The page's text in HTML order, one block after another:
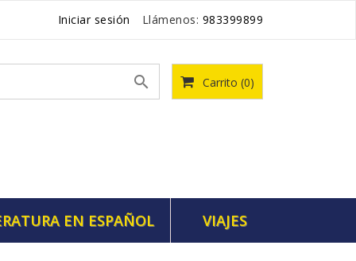
Iniciar sesión Llámenos: 983399899
Carrito (0)

EN ESPAÑOL VIAJES